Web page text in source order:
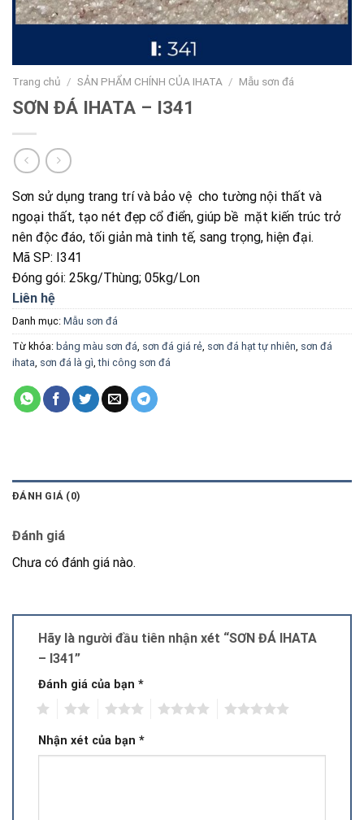
Trang chủ / SẢN PHẨM CHÍNH CỦA IHATA / Mẫu sơn đá
SƠN ĐÁ IHATA – I341
Sơn sử dụng trang trí và bảo vệ cho tường nội thất và
ngoại thất, tạo nét đẹp cổ điển, giúp bề mặt kiến trúc trở
nên độc đáo, tối giản mà tinh tế, sang trọng, hiện đại.
Mã SP: I341
Đóng gói: 25kg/Thùng; 05kg/Lon
Liên hệ
Danh mục: Mẫu sơn đá
Từ khóa: bảng màu sơn đá, sơn đá giá rẻ, sơn đá hạt tự nhiên, sơn đá
ihata, sơn đá là gì,thi công sơn đá
ĐÁNH GIÁ (0)
Đánh giá
Chưa có đánh giá nào.
Hãy là người đầu tiên nhận xét “SƠN ĐÁ IHATA
– I341”
Đánh giá của bạn *
Nhận xét của bạn *